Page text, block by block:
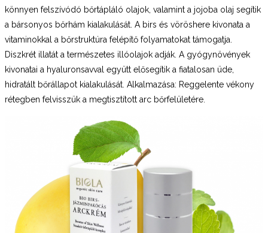
könnyen felszívódó bőrtápláló olajok, valamint a jojoba olaj segítik
a bársonyos bőrhám kialakulását. A birs és vöröshere kivonata a
vitaminokkal a bőrstruktúra felépítő folyamatokat támogatja.
Diszkrét illatát a természetes illóolajok adják. A gyógynövények
kivonatai a hyaluronsavval együtt elősegítik a fiatalosan üde,
hidratált bőrállapot kialakulását. Alkalmazása: Reggelente vékony
rétegben felvisszük a megtisztított arc bőrfelületére.